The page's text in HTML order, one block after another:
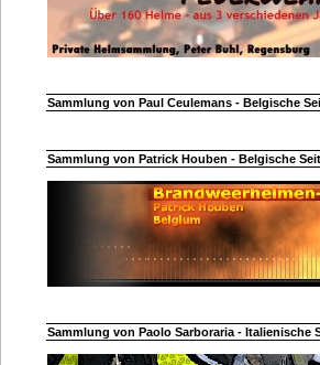
Sammlung von Paul Ceulemans - Belgische
Sammlung von Patrick Houben - Belgische
Sammlung von Paolo Sarboraria - Italienische